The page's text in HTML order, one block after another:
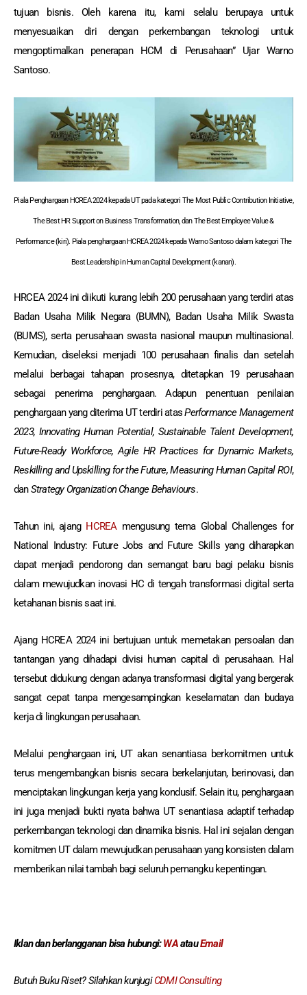
tujuan bisnis. Oleh karena itu, kami selalu berupaya untuk
menyesuaikan diri dengan perkembangan teknologi untuk
mengoptimalkan penerapan HCM di Perusahaan” Ujar Warno
Santoso.
Piala Penghargaan HCREA 2024 kepada UT pada kategori The Most Public Contribution Initiative,
The Best HR Support on Business Transformation, dan The Best Employee Value &
Performance (kiri). Piala penghargaan HCREA 2024 kepada Warno Santoso dalam kategori The
Best Leadership in Human Capital Development (kanan).
HRCEA 2024 ini diikuti kurang lebih 200 perusahaan yang terdiri atas
Badan Usaha Milik Negara (BUMN), Badan Usaha Milik Swasta
(BUMS), serta perusahaan swasta nasional maupun multinasional.
Kemudian, diseleksi menjadi 100 perusahaan finalis dan setelah
melalui berbagai tahapan prosesnya, ditetapkan 19 perusahaan
sebagai penerima penghargaan. Adapun penentuan penilaian
penghargaan yang diterima UT terdiri atasPerformance Management
2023, Innovating Human Potential, Sustainable Talent Development,
Future-Ready Workforce, Agile HR Practices for Dynamic Markets,
Reskilling and Upskilling for the Future, Measuring Human Capital ROI,
danStrategy Organization Change Behaviours.
Tahun ini, ajang HCREAmengusung tema Global Challenges for
National Industry: Future Jobs and Future Skills yang diharapkan
dapat menjadi pendorong dan semangat baru bagi pelaku bisnis
dalam mewujudkan inovasi HC di tengah transformasi digital serta
ketahanan bisnis saat ini.
Ajang HCREA 2024 ini bertujuan untuk memetakan persoalan dan
tantangan yang dihadapi divisi human capital di perusahaan. Hal
tersebut didukung dengan adanya transformasi digital yang bergerak
sangat cepat tanpa mengesampingkan keselamatan dan budaya
kerja di lingkungan perusahaan.
Melalui penghargaan ini, UT akan senantiasa berkomitmen untuk
terus mengembangkan bisnis secara berkelanjutan, berinovasi, dan
menciptakan lingkungan kerja yang kondusif. Selain itu, penghargaan
ini juga menjadi bukti nyata bahwa UT senantiasa adaptif terhadap
perkembangan teknologi dan dinamika bisnis. Hal ini sejalan dengan
komitmen UT dalam mewujudkan perusahaan yang konsisten dalam
memberikan nilai tambah bagi seluruh pemangku kepentingan.
Iklan dan berlanggananbisa hubungi:WAatauEmail
Butuh Buku Riset? Silahkan kunjugiCDMI Consulting